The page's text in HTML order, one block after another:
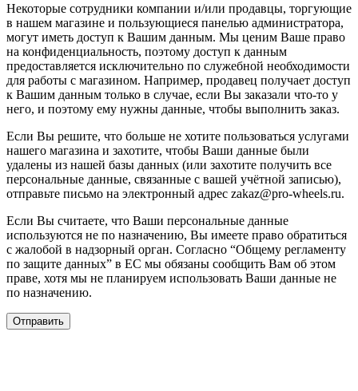
Некоторые сотрудники компании и/или продавцы, торгующие
в нашем магазине и пользующиеся панелью администратора,
могут иметь доступ к Вашим данным. Мы ценим Ваше право
на конфиденциальность, поэтому доступ к данным
предоставляется исключительно по служебной необходимости
для работы с магазином. Например, продавец получает доступ
к Вашим данным только в случае, если Вы заказали что-то у
него, и поэтому ему нужны данные, чтобы выполнить заказ.
Если Вы решите, что больше не хотите пользоваться услугами
нашего магазина и захотите, чтобы Ваши данные были
удалены из нашей базы данных (или захотите получить все
персональные данные, связанные с вашей учётной записью),
отправьте письмо на электронный адрес zakaz@pro-wheels.ru.
Если Вы считаете, что Ваши персональные данные
используются не по назначению, Вы имеете право обратиться
с жалобой в надзорный орган. Согласно “Общему регламенту
по защите данных” в ЕС мы обязаны сообщить Вам об этом
праве, хотя мы не планируем использовать Ваши данные не
по назначению.
Отправить